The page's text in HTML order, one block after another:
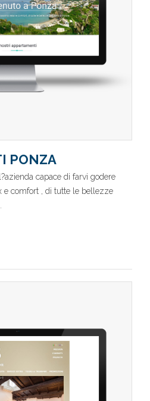
PONZA
capace di farvi godere
e comfort , di tutte le bellezze